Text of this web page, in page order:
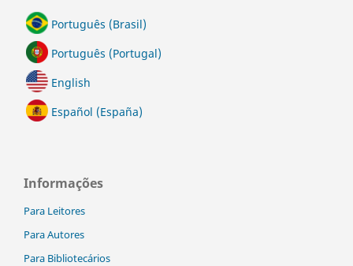
Português (Brasil)
Português (Portugal)
English
Español (España)
Informações
Para Leitores
Para Autores
Para Bibliotecários